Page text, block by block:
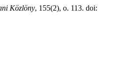
Közlöny, 155(2), o. 113. doi: